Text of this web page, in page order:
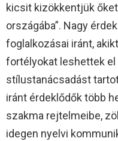
kicsit kizökkentjük
országába”. Nagy
foglalkozásai iránt,
fortélyokat leshettek el
stílustanácsadást
iránt érdeklődők több
szakma rejtelmeibe,
idegen nyelvi